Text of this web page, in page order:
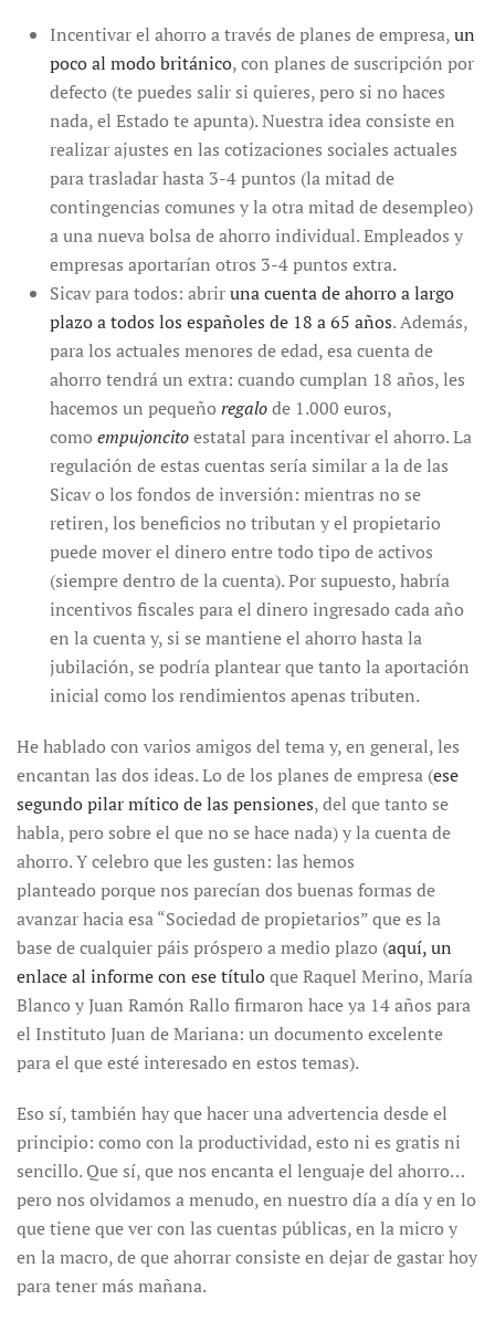
Incentivar el ahorro a través de planes de empresa,un
poco al modo británico, con planes de suscripción por
defecto (te puedes salir si quieres, pero si no haces
nada, el Estado te apunta). Nuestra idea consiste en
realizar ajustes en las cotizaciones sociales actuales
para trasladar hasta 3-4 puntos (la mitad de
contingencias comunes y la otra mitad de desempleo)
a una nueva bolsa de ahorro individual. Empleados y
empresas aportarían otros 3-4 puntos extra.
Sicav para todos: abriruna cuenta de ahorro a largo
plazo a todos los españoles de 18 a 65 años. Además,
para los actuales menores de edad, esa cuenta de
ahorro tendrá un extra: cuando cumplan 18 años, les
hacemos un pequeño regalode 1.000 euros,
como empujoncitoestatal para incentivar el ahorro. La
regulación de estas cuentas sería similar a la de las
Sicav o los fondos de inversión: mientras no se
retiren, los beneficios no tributan y el propietario
puede mover el dinero entre todo tipo de activos
(siempre dentro de la cuenta). Por supuesto, habría
incentivos fiscales para el dinero ingresado cada año
en la cuenta y, si se mantiene el ahorro hasta la
jubilación, se podría plantear que tanto la aportación
inicial como los rendimientos apenas tributen.
He hablado con varios amigos del tema y, en general, les
encantan las dos ideas. Lo de los planes de empresa (ese
segundo pilar mítico de las pensiones, del que tanto se
habla, pero sobre el que no se hace nada) y la cuenta de
ahorro. Y celebro que les gusten: las hemos
planteado porque nos parecían dos buenas formas de
avanzar hacia esa “Sociedad de propietarios” que es la
base de cualquier páis próspero a medio plazo (aquí, un
enlace al informe con ese títuloque Raquel Merino, María
Blanco y Juan Ramón Rallo firmaron hace ya 14 años para
el Instituto Juan de Mariana: un documento excelente
para el que esté interesado en estos temas).
Eso sí, también hay que hacer una advertencia desde el
principio: como con la productividad, esto ni es gratis ni
sencillo. Que sí, que nos encanta el lenguaje del ahorro…
pero nos olvidamos a menudo, en nuestro día a día y en lo
que tiene que ver con las cuentas públicas, en la micro y
en la macro, de que ahorrar consiste en dejar de gastar hoy
para tener más mañana.